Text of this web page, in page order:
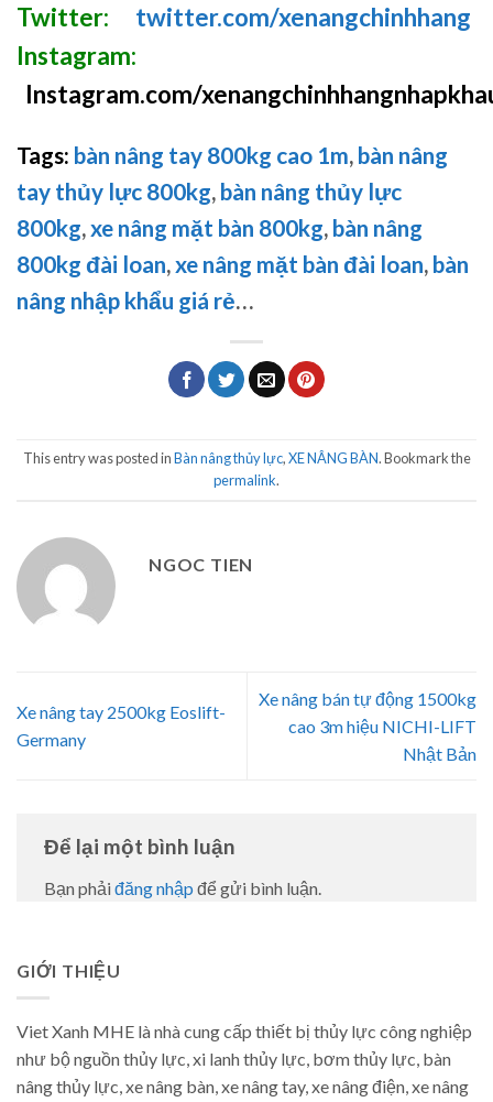
Twitter:
twitter.com/xenangchinhhang
Instagram:
Instagram.com/
Tags: bàn nâng tay 800kg cao 1m, bàn nâng
tay thủy lực 800kg, bàn nâng thủy lực
800kg,xe nâng mặt bàn 800kg, bàn nâng
800kg đài loan,xe nâng mặt bàn đài loan, bàn
nâng nhập khẩu giá rẻ…
This entry was posted inBàn nâng thủy lực,XE NÂNG BÀN. Bookmark the
permalink.
NGOC TIEN
Xe nâng tay 2500kg Eoslift-
Germany
Xe nâng bán tự động 1500kg
cao 3m hiệu NICHI-LIFT
Nhật Bản
Để lại một bình luận
Bạn phải đăng nhập để gửi bình luận.
GIỚI THIỆU
Viet Xanh MHE là nhà cung cấp thiết bị thủy lực công nghiệp
như bộ nguồn thủy lực, xi lanh thủy lực, bơm thủy lực, bàn
nâng thủy lực, xe nâng bàn, xe nâng tay, xe nâng điện, xe nâng